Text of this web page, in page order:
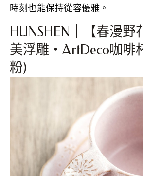
時刻也能保持從容優雅。
HUNSHEN｜【春漫野
美浮雕‧ArtDeco咖啡
粉)